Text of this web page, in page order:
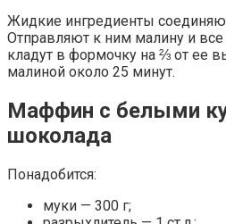
Жидкие ингредиенты
Отправляют к ним малину и
кладут в формочку на ⅔ от ее
малиной около 25 минут.
Маффин с белыми
шоколада
Понадобится:
муки — 300 г;